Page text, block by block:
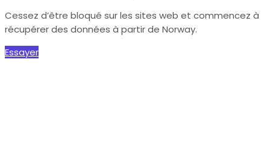
Cessez d’être bloqué sur les sites web et commencez à
récupérer des données à partir de Norway.
Essayer